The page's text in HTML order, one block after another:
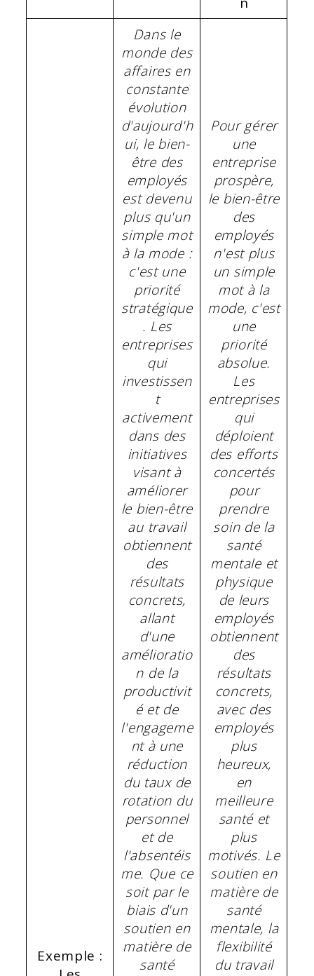
Exemple :
Dans le
monde des
affaires en
constante
évolution
d'aujourd'h
ui, le bien-
être des
employés
est devenu
plus qu'un
simple mot
à la mode :
c'est une
priorité
stratégique
. Les
entreprises
qui
investissen
t
activement
dans des
initiatives
visant à
améliorer
le bien-être
au travail
obtiennent
des
résultats
concrets,
allant
d'une
amélioratio
n de la
productivit
é et de
l'engageme
nt à une
réduction
du taux de
rotation du
personnel
et de
l'absentéis
me. Que ce
soit par le
biais d'un
soutien en
matière de
santé
Pour gérer
une
entreprise
prospère,
le bien-être
des
employés
n'est plus
un simple
mot à la
mode, c'est
une
priorité
absolue.
Les
entreprises
qui
déploient
des efforts
concertés
pour
prendre
soin de la
santé
mentale et
physique
de leurs
employés
obtiennent
des
résultats
concrets,
avec des
employés
plus
heureux,
en
meilleure
santé et
plus
motivés. Le
soutien en
matière de
santé
mentale, la
flexibilité
du travail